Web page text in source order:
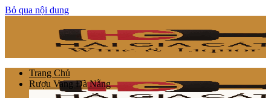
Bỏ qua nội dung
Trang Chủ
Rượu Vang Đà Nẵng